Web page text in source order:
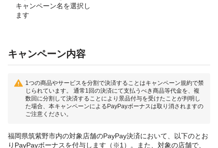
キャンペーン名を選択し
ます
キャンペーン内容
1つの商品やサービスを分割で決済することはキャンペーン規約で禁
じられています。 通常1回の決済にて支払うべき商品等代金を、複
数回に分割して決済することにより景品付与を受けたことが判明し
た場合、本キャンペーンによるPayPayボーナスは取り消されますの
ご注意ください。
福岡県筑紫野市内の対象店舗のPayPay決済において、以下のとお
りPayPayボーナスを付与します（※1）。また、対象の店舗で、